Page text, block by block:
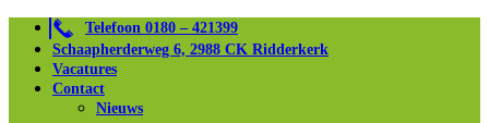
Telefoon 0180 – 421399
Schaapherderweg 6, 2988 CK Ridderkerk
Vacatures
Contact
Nieuws